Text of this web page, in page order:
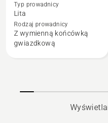
Prowadnica
TOUGH
mały
Typ prowadnicy
Lita
Rodzaj prowadnicy
Z wymienną końcówką
gwiazdkową